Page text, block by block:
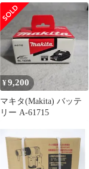
¥9,200
マキタ(Makita) バッテ
リー A-61715